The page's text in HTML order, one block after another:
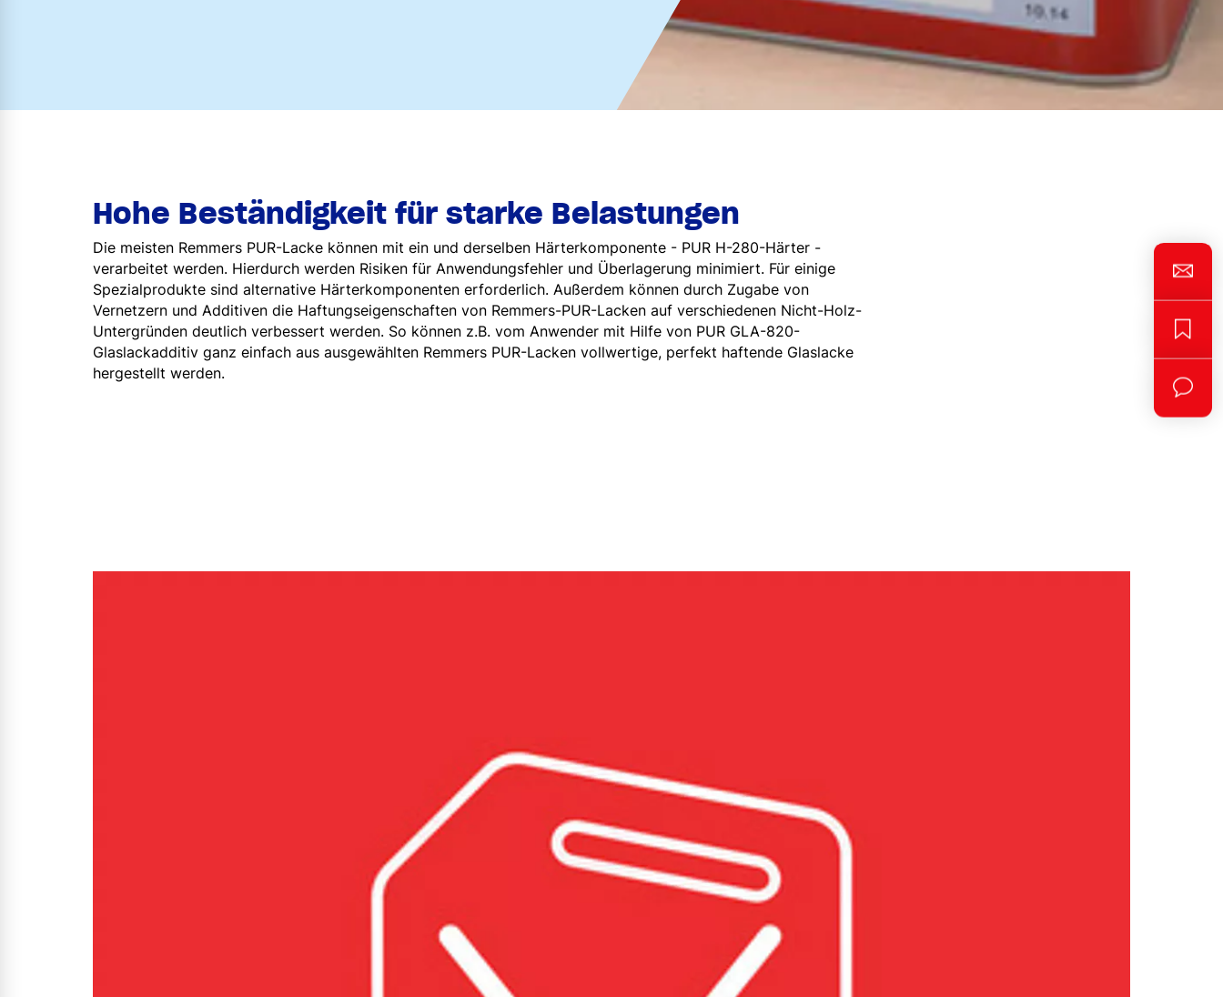
Hohe Beständigkeit für starke Belastungen
Die meisten Remmers PUR-Lacke können mit ein und derselben Härterkomponente - PUR H-280-Härter -
verarbeitet werden. Hierdurch werden Risiken für Anwendungsfehler und Überlagerung minimiert. Für einige
Spezialprodukte sind alternative Härterkomponenten erforderlich. Außerdem können durch Zugabe von
Vernetzern und Additiven die Haftungseigenschaften von Remmers-PUR-Lacken auf verschiedenen Nicht-Holz-
Untergründen deutlich verbessert werden. So können z.B. vom Anwender mit Hilfe von PUR GLA-820-
Glaslackadditiv ganz einfach aus ausgewählten Remmers PUR-Lacken vollwertige, perfekt haftende Glaslacke
hergestellt werden.